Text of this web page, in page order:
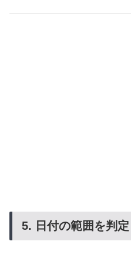
5. 日付の範囲を判定